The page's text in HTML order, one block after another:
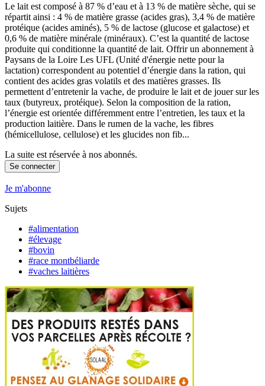
Le lait est composé à 87 % d’eau et à 13 % de matière sèche, qui se
répartit ainsi : 4 % de matière grasse (acides gras), 3,4 % de matière
protéique (acides aminés), 5 % de lactose (glucose et galactose) et
0,6 % de matière minérale (minéraux). C’est la quantité de lactose
produite qui conditionne la quantité de lait. Offrir un abonnement à
Paysans de la Loire Les UFL (Unité d'énergie nette pour la
lactation) correspondent au potentiel d’énergie dans la ration, qui
contient des acides gras volatils et des matières grasses. Ils
permettent d’entretenir la vache, de produire le lait et de jouer sur les
taux (butyreux, protéique). Selon la composition de la ration,
l’énergie est orientée différemment entre l’entretien, les taux et la
production laitière. Dans le rumen de la vache, les fibres
(hémicellulose, cellulose) et les glucides non fib...
La suite est réservée à nos abonnés.
Se connecter
Je m'abonne
Sujets
#alimentation
#élevage
#bovin
#race montbéliarde
#vaches laitières